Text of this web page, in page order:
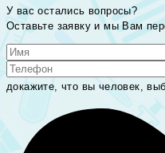
У вас остались вопросы?
Оставьте заявку и мы Вам
докажите, что вы человек,